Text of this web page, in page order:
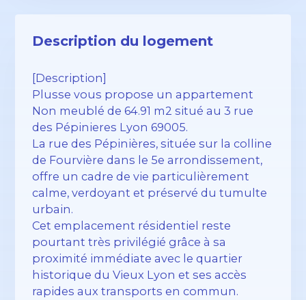
Description du logement
[Description]
Plusse vous propose un appartement
Non meublé de 64.91 m2 situé au 3 rue
des Pépinieres Lyon 69005.
La rue des Pépinières, située sur la colline
de Fourvière dans le 5e arrondissement,
offre un cadre de vie particulièrement
calme, verdoyant et préservé du tumulte
urbain.
Cet emplacement résidentiel reste
pourtant très privilégié grâce à sa
proximité immédiate avec le quartier
historique du Vieux Lyon et ses accès
rapides aux transports en commun.